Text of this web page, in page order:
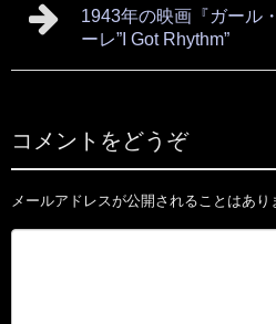
1943年の映画『ガール
ーレ”I Got Rhythm”
コメントをどうぞ
メールアドレスが公開されることはあり